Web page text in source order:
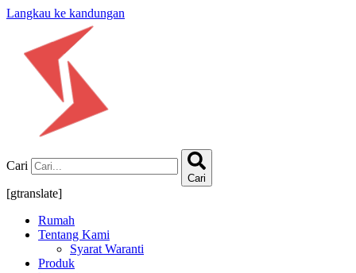
Langkau ke kandungan
Cari
Cari
[gtranslate]
Rumah
Tentang Kami
Syarat Waranti
Produk